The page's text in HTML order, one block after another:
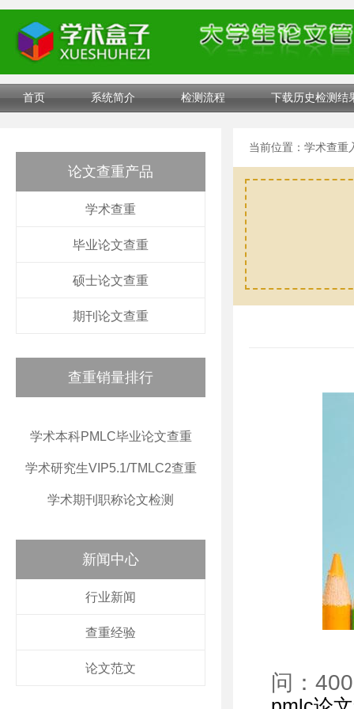
首页 系统简介 检测流程 下载历史检测结
论文查重产品
学术查重
毕业论文查重
硕士论文查重
期刊论文查重
查重销量排行
学术本科PMLC毕业论文查重
学术研究生VIP5.1/TMLC2查重
学术期刊职称论文检测
新闻中心
行业新闻
查重经验
论文范文
当前位置： 学术查重
问：